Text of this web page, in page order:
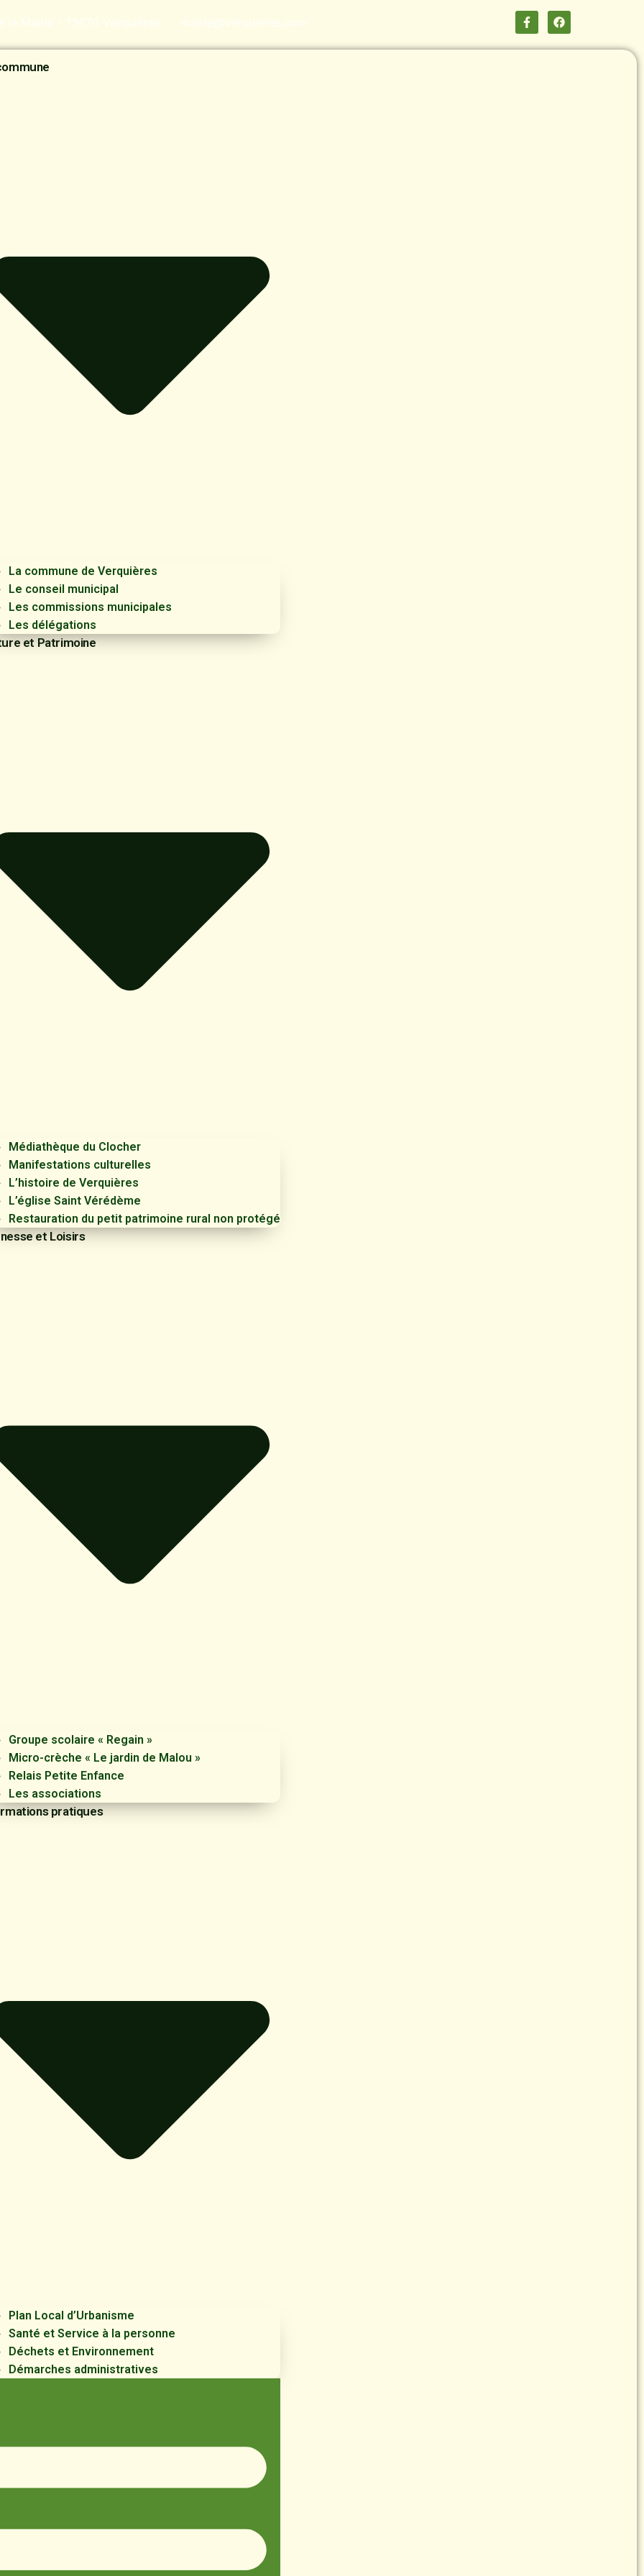
la Mairie - 13670 Verquières mairie@verquieres.com
La commune de Verquières
Le conseil municipal
Les commissions municipales
Les délégations
et Patrimoine
Médiathèque du Clocher
Manifestations culturelles
L’histoire de Verquières
L’église Saint Vérédème
Restauration du petit patrimoine rural non protégé
et Loisirs
Groupe scolaire « Regain »
Micro-crèche « Le jardin de Malou »
Relais Petite Enfance
Les associations
pratiques
Plan Local d’Urbanisme
Santé et Service à la personne
Déchets et Environnement
Démarches administratives